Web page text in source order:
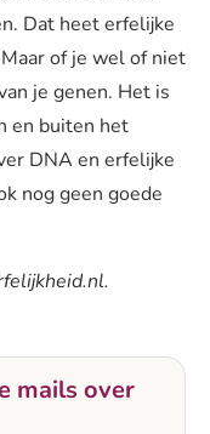
Dat heet erfelijke
of je wel of niet
je genen. Het is
en buiten het
DNA en erfelijke
nog geen goede
mails over